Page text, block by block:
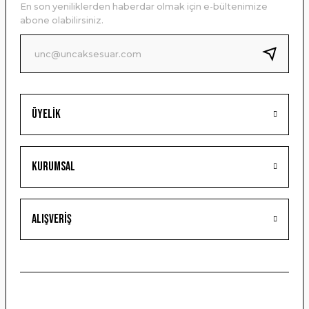
Ürün bilgilerinde hatalar bulunuyor.
Ürün fiyatı diğer sitelerden daha pahalı.
Bu ürüne benzer farklı alternatifler olmalı.
Gönder
Üyelik
Kurumsal
Alışveriş
En son yeniliklerden haberdar olmak için e-bültenimize
abone olabilirsiniz.